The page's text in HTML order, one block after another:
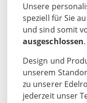
Unsere
speziell für Sie
und sind somit
ausgeschlossen.
Design und
unserem
zu unserer
jederzeit unser